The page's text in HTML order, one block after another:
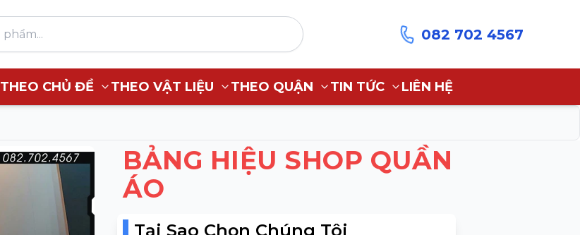
082 702 4567
THEO CHỦ ĐỀ THEO VẬT LIỆU THEO QUẬN TIN TỨC LIÊN HỆ
BẢNG HIỆU SHOP QUẦN
ÁO
Tại Sao Chọn Chúng Tôi